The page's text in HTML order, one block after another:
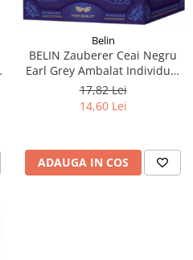
Belin
BELIN Zauberer Ceai Negru
Earl Grey Ambalat Individual
20x2g
17,82 Lei
14,60 Lei
ADAUGA IN COS